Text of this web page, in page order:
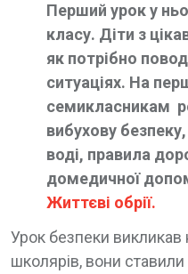
Перший урок у
класу. Діти з
як потрібно
ситуаціях. На
семикласникам
вибухову
воді, правила
домедичної
Життєві обрії.
Урок безпеки
школярів, вони